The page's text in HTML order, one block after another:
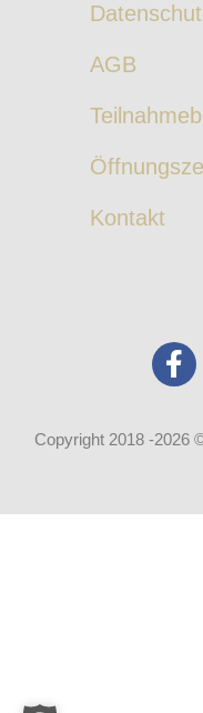
AGB
Kontakt
Copyright 2018 -2026